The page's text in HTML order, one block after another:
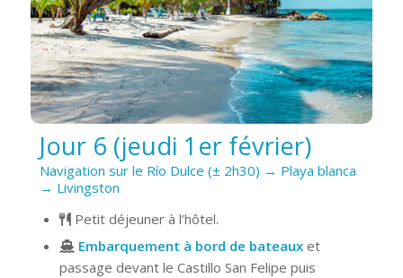
Jour 6 (jeudi 1er février)
Navigation sur le Río Dulce (± 2h30) → Playa blanca
→ Livingston
Petit déjeuner à l’hôtel.
Embarquement à bord de bateauxet
passage devant le Castillo San Felipe puis